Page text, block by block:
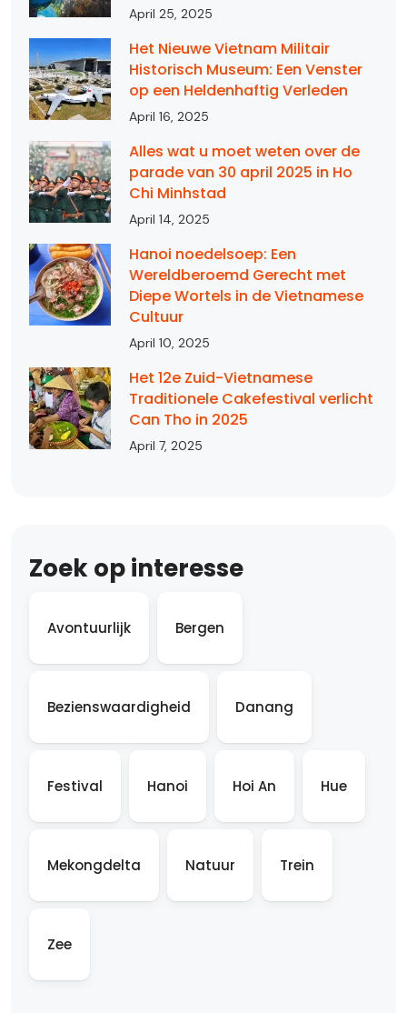
April 25, 2025
Het Nieuwe Vietnam Militair
Historisch Museum: Een Venster
op een Heldenhaftig Verleden
April 16, 2025
Alles wat u moet weten over de
parade van 30 april 2025 in Ho
Chi Minhstad
April 14, 2025
Hanoi noedelsoep: Een
Wereldberoemd Gerecht met
Diepe Wortels in de Vietnamese
Cultuur
April 10, 2025
Het 12e Zuid-Vietnamese
Traditionele Cakefestival verlicht
Can Tho in 2025
April 7, 2025
Zoek op interesse
Avontuurlijk Bergen
Bezienswaardigheid Danang
Festival Hanoi Hoi An Hue
Mekongdelta Natuur Trein
Zee